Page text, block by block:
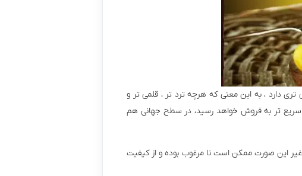
دارد ، به این معنی که هرچه ترد تر ، قلمی تر و
سریع تر به فروش خواهد رسید، در سطح جهانی هم
این صورت ممکن است نا مرغوب بوده و از کیفیت